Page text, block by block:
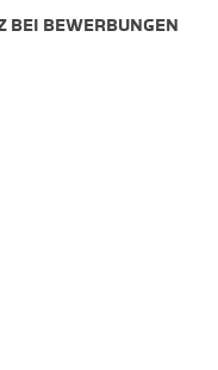
BEI BEWERBUNGEN